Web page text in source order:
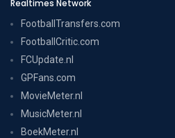
Realtimes Network
FootballTransfers.com
FootballCritic.com
FCUpdate.nl
GPFans.com
MovieMeter.nl
MusicMeter.nl
BoekMeter.nl